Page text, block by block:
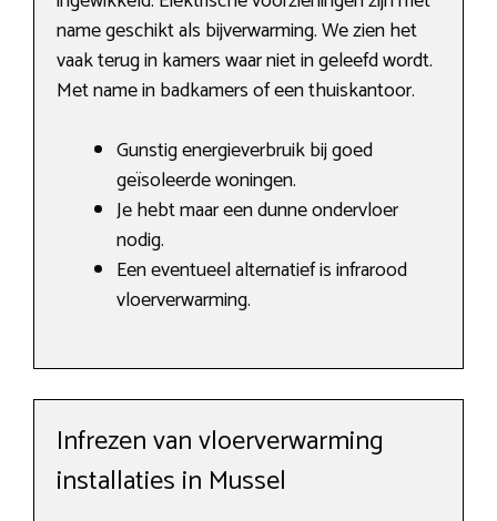
name geschikt als bijverwarming. We zien het
vaak terug in kamers waar niet in geleefd wordt.
Met name in badkamers of een thuiskantoor.
Gunstig energieverbruik bij goed
geïsoleerde woningen.
Je hebt maar een dunne ondervloer
nodig.
Een eventueel alternatief is infrarood
vloerverwarming.
Infrezen van vloerverwarming
installaties in Mussel